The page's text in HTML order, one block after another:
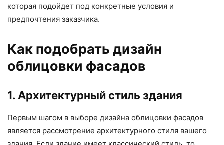
которая подойдет под конкретные условия и
предпочтения заказчика.
Как подобрать дизайн
облицовки фасадов
1. Архитектурный стиль здания
Первым шагом в выборе дизайна облицовки фасадов
является рассмотрение архитектурного стиля вашего